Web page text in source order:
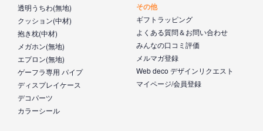
透明うちわ(無地)
クッション(中材)
抱き枕(中材)
メガホン(無地)
エプロン(無地)
ゲーフラ専用 パイプ
ディスプレイケース
デコパーツ
カラーシール
その他
ギフトラッピング
よくある質問＆お問い合わせ
みんなの口コミ評価
メルマガ登録
Web deco デザインリクエスト
マイページ/会員登録